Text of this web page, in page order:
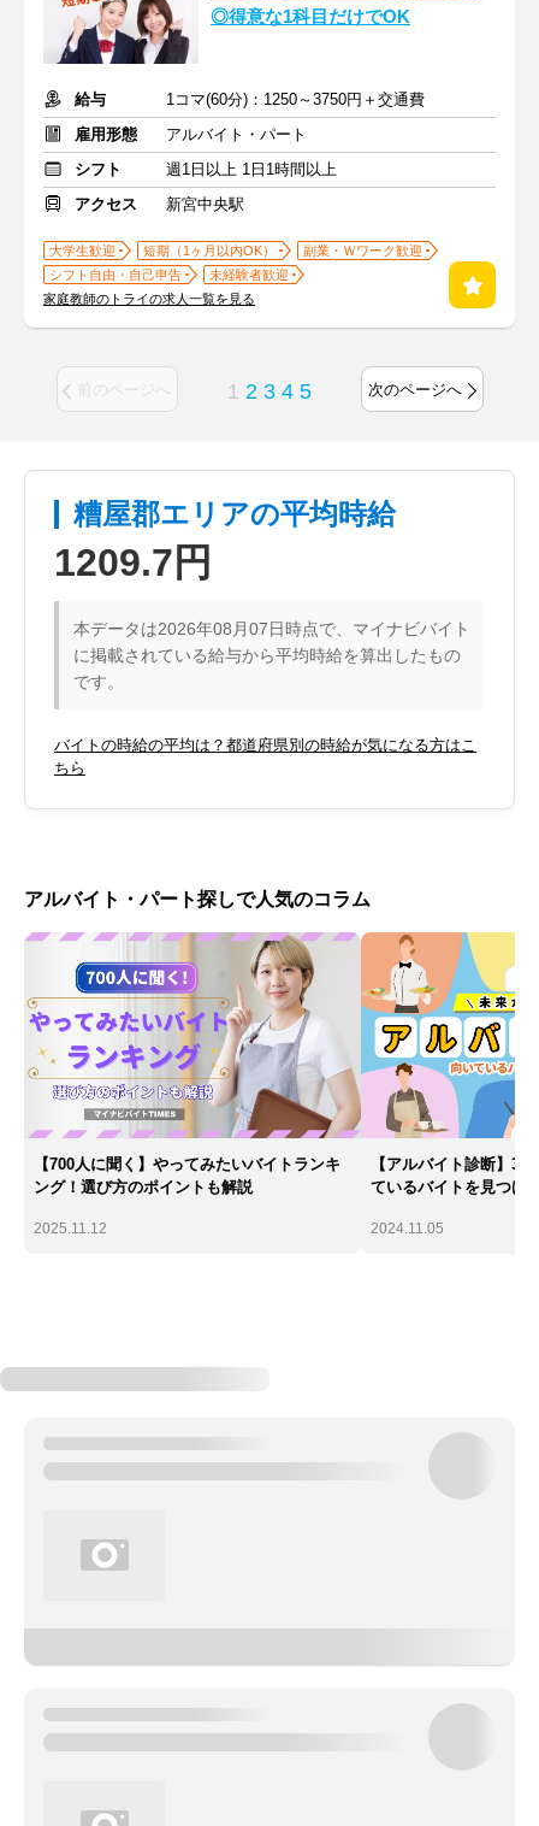
◎得意な1科目だけでOK
給与
1コマ(60分)：1250～3750円＋交通費
雇用形態
アルバイト・パート
シフト
週1日以上 1日1時間以上
アクセス
新宮中央駅
大学生歓迎 短期（1ヶ月以内OK）
副業・Ｗワーク歓迎
シフト自由・自己申告
未経験者歓迎
家庭教師のトライの求人一覧を見る
前のページへ 1 2 3 4 5 次のページへ
糟屋郡エリアの平均時給
1209.7円
本データは2026年08月07日時点で、マイナビバイト
に掲載されている給与から平均時給を算出したもの
です。
バイトの時給の平均は？都道府県別の時給が気になる方はこ
ちら
アルバイト・パート探しで人気のコラム
【700人に聞く】やってみたいバイトランキ
ング！選び方のポイントも解説
2025.11.12
【アルバイト診断】
ているバイトを見つけ
2024.11.05